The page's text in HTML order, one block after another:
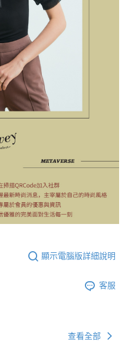
顯示電腦版詳細說明
客服
查看全部